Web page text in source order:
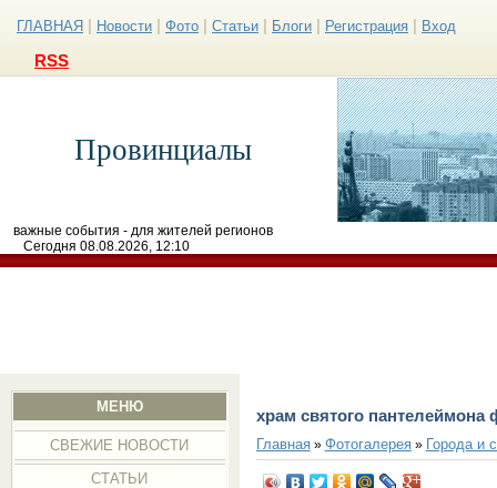
ГЛАВНАЯ Новости Фото Статьи Блоги Регистрация Вход
RSS
Провинциалы
важные события - для жителей регионов
Сегодня 08.08.2026, 12:10
МЕНЮ
СВЕЖИЕ НОВОСТИ
СТАТЬИ
храм святого пантелеймона
Главная» Фотогалерея» Города и